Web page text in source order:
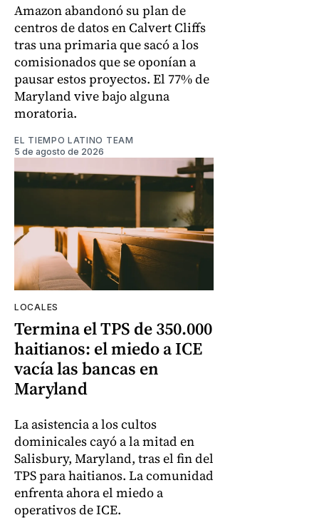
Amazon abandonó su plan de
centros de datos en Calvert Cliffs
tras una primaria que sacó a los
comisionados que se oponían a
pausar estos proyectos. El 77% de
Maryland vive bajo alguna
moratoria.
EL TIEMPO LATINO TEAM
5 de agosto de 2026
LOCALES
Termina el TPS de 350.000
haitianos: el miedo a ICE
vacía las bancas en
Maryland
La asistencia a los cultos
dominicales cayó a la mitad en
Salisbury, Maryland, tras el fin del
TPS para haitianos. La comunidad
enfrenta ahora el miedo a
operativos de ICE.